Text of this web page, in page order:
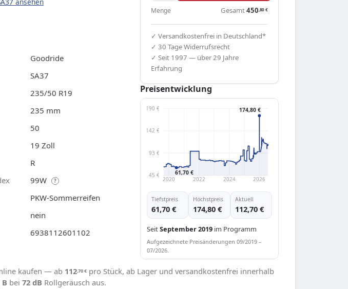
Goodride
SA37
235/50 R19
235 mm
50
19 Zoll
R
99W ?
PKW-Sommerreifen
nein
6938112601102
Menge Gesamt450,80€
✓ Versandkostenfrei in Deutschland*
✓ 30 Tage Widerrufsrecht
✓ Seit 1997 — über 29 Jahre
Erfahrung
Preisentwicklung
45 €
93 €
142 €
190 €
2020 2022 2024 2026
174,80 €
61,70 €
Tiefstpreis
61,70 €
Höchstpreis
174,80 €
Aktuell
112,70 €
SeitSeptember 2019 im Programm
Aufgezeichnete Preisänderungen 09/2019 –
07/2026.
kaufen — ab 112,70€pro Stück, ab Lager und versandkostenfrei innerhalb
B bei 72 dB Rollgeräusch aus.